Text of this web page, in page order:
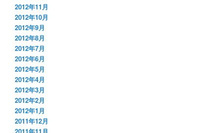
2012年11月
2012年10月
2012年9月
2012年8月
2012年7月
2012年6月
2012年5月
2012年4月
2012年3月
2012年2月
2012年1月
2011年12月